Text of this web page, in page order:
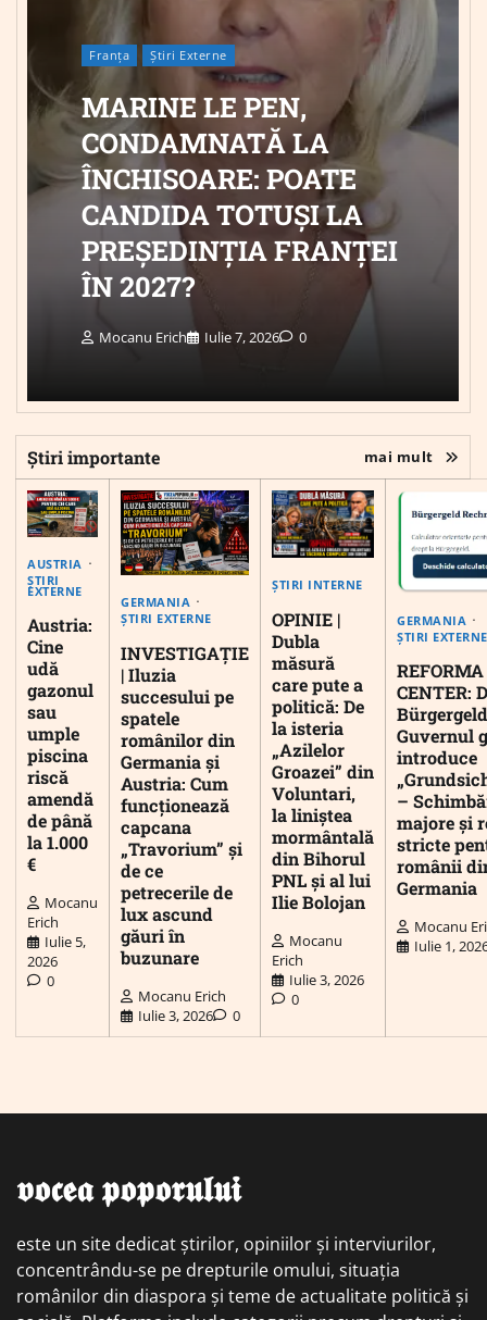
Franța Știri Externe
MARINE LE PEN,
CONDAMNATĂ LA
ÎNCHISOARE: POATE
CANDIDA TOTUȘI LA
PREȘEDINȚIA FRANȚEI
ÎN 2027?
Mocanu Erich Iulie 7, 2026 0
Știri importante mai mult
AUSTRIA
ȘTIRI
EXTERNE
Austria:
Cine
udă
gazonul
sau
umple
piscina
riscă
amendă
de până
la 1.000
€
Mocanu
Erich
Iulie 5,
2026
0
GERMANIA
ȘTIRI EXTERNE
INVESTIGAȚIE
| Iluzia
succesului pe
spatele
românilor din
Germania și
Austria: Cum
funcționează
capcana
„Travorium” și
de ce
petrecerile de
lux ascund
găuri în
buzunare
Mocanu Erich
Iulie 3, 2026
0
ȘTIRI INTERNE
OPINIE |
Dubla
măsură
care pute a
politică: De
la isteria
„Azilelor
Groazei” din
Voluntari,
la liniștea
mormântală
din Bihorul
PNL și al lui
Ilie Bolojan
Mocanu
Erich
Iulie 3, 2026
0
GERMANIA
ȘTIRI EXTERNE
CENTER:
Guvernul
introduce
–
majore și
stricte
românii
Germania
Mocanu
Iulie 1,
𝖛𝖔𝖈𝖊𝖆 𝖕𝖔𝖕𝖔𝖗𝖚𝖑𝖚𝖎
este un site dedicat știrilor, opiniilor și interviurilor,
concentrându-se pe drepturile omului, situația
românilor din diaspora și teme de actualitate politică și